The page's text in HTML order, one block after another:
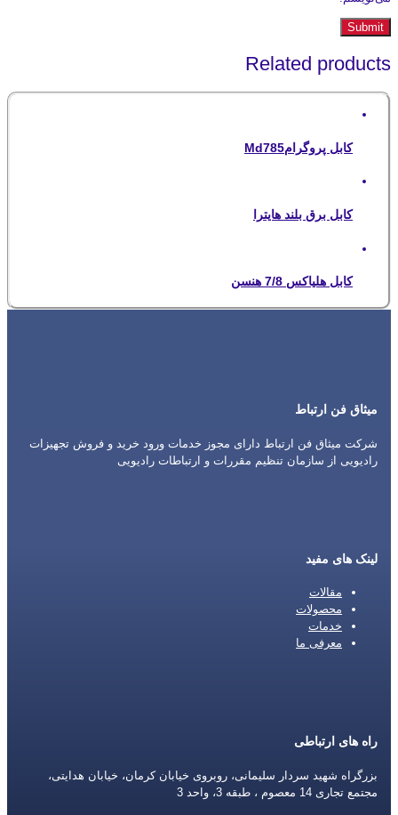
Related products
کابل پروگرامMd785
کابل برق بلند هایترا
کابل هلیاکس 7/8 هنسن
میثاق فن ارتباط
شرکت میثاق فن ارتباط دارای مجوز خدمات ورود خرید و فروش تجهیزات
رادیویی از سازمان تنظیم مقررات و ارتباطات رادیویی
لینک های مفید
مقالات
محصولات
خدمات
معرفی ما
راه های ارتباطی
بزرگراه شهید سردار سلیمانی، روبروی خیابان کرمان، خیابان هدایتی،
مجتمع تجاری 14 معصوم ، طبقه 3، واحد 3